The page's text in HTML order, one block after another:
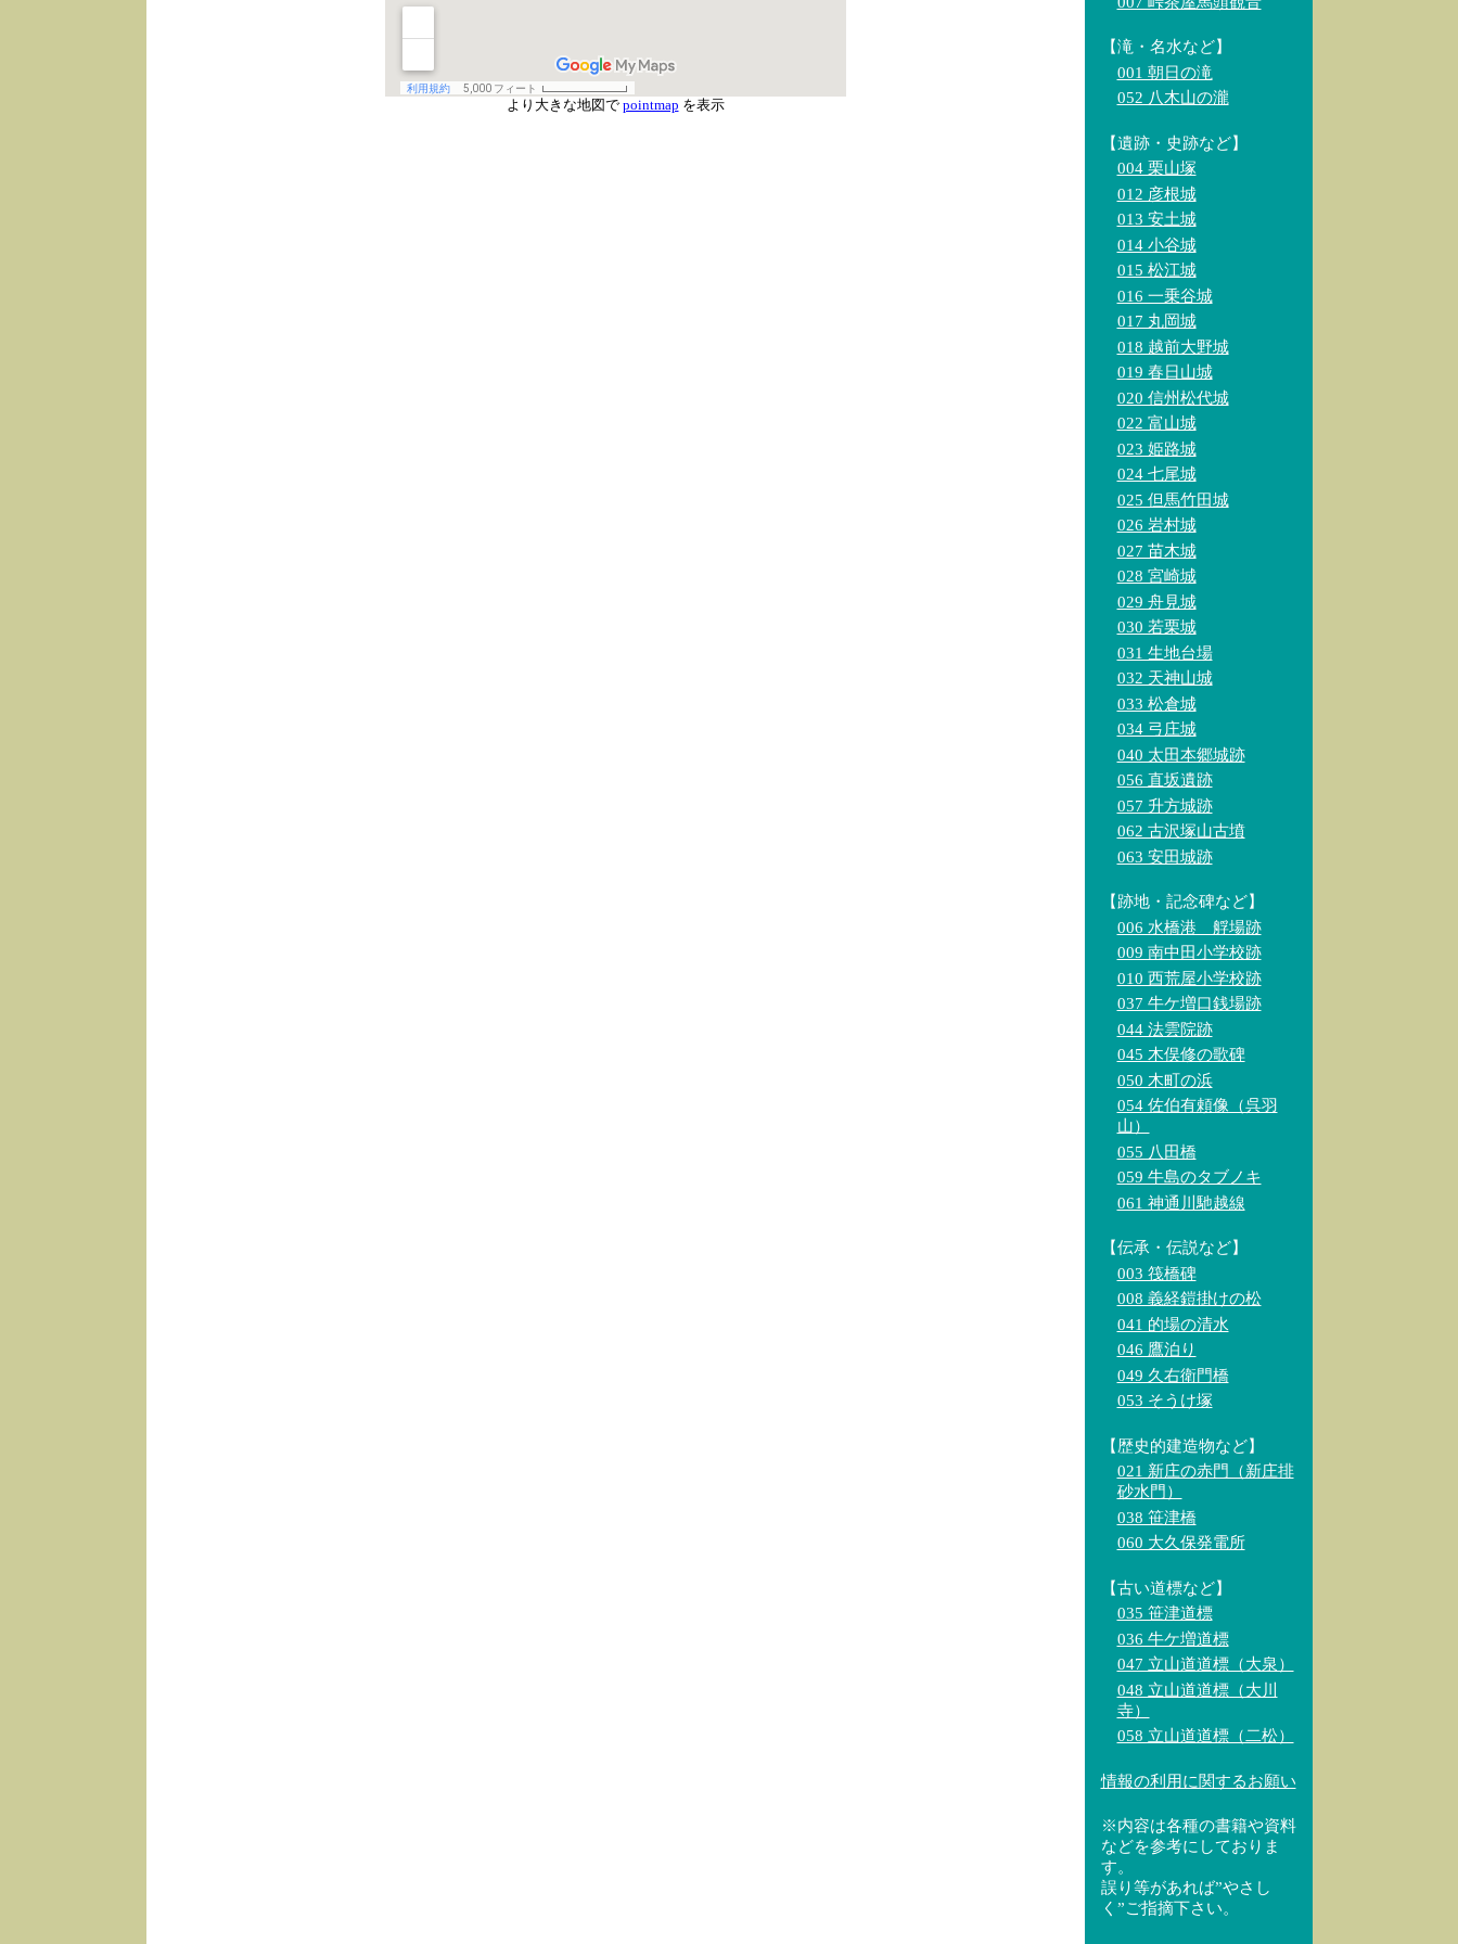
より大きな地図で pointmap を表示
【滝・名水など】
001 朝日の滝
052 八木山の瀧
【遺跡・史跡など】
004 栗山塚
012 彦根城
013 安土城
014 小谷城
015 松江城
016 一乗谷城
017 丸岡城
018 越前大野城
019 春日山城
020 信州松代城
022 富山城
023 姫路城
024 七尾城
025 但馬竹田城
026 岩村城
027 苗木城
028 宮崎城
029 舟見城
030 若栗城
031 生地台場
032 天神山城
033 松倉城
034 弓庄城
040 太田本郷城跡
056 直坂遺跡
057 升方城跡
062 古沢塚山古墳
063 安田城跡
【跡地・記念碑など】
006 水橋港 艀場跡
009 南中田小学校跡
010 西荒屋小学校跡
037 牛ケ増口銭場跡
044 法雲院跡
045 木俣修の歌碑
050 木町の浜
054 佐伯有頼像（呉羽
山）
055 八田橋
059 牛島のタブノキ
061 神通川馳越線
【伝承・伝説など】
003 筏橋碑
008 義経鎧掛けの松
041 的場の清水
046 鷹泊り
049 久右衛門橋
053 そうけ塚
【歴史的建造物など】
021 新庄の赤門（新庄排
砂水門）
038 笹津橋
060 大久保発電所
【古い道標など】
035 笹津道標
036 牛ケ増道標
047 立山道道標（大泉）
048 立山道道標（大川
寺）
058 立山道道標（二松）
情報の利用に関するお願い
※内容は各種の書籍や資料
などを参考にしておりま
す。
誤り等があれば”やさし
く”ご指摘下さい。